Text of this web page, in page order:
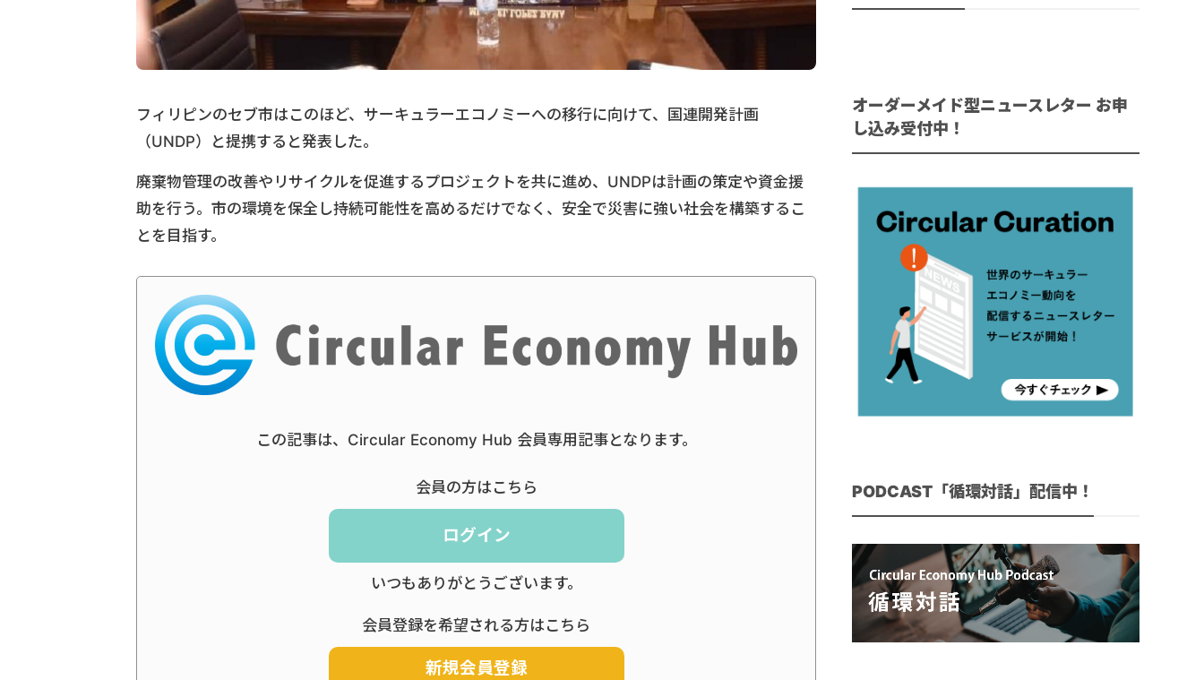
フィリピンのセブ市はこのほど、サーキュラーエコノミーへの移行に向けて、国連開発計画
（UNDP）と提携すると発表した。
廃棄物管理の改善やリサイクルを促進するプロジェクトを共に進め、UNDPは計画の策定や資金援
助を行う。市の環境を保全し持続可能性を高めるだけでなく、安全で災害に強い社会を構築するこ
とを目指す。
この記事は、Circular Economy Hub 会員専用記事となります。
会員の方はこちら
ログイン
いつもありがとうございます。
会員登録を希望される方はこちら
新規会員登録
オーダーメイド型ニュースレター お申
し込み受付中！
PODCAST「循環対話」配信中！